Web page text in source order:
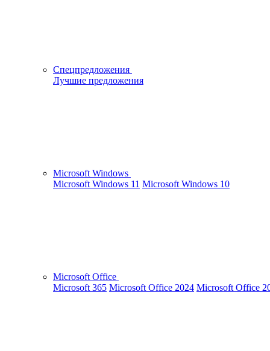
Спецпредложения
Лучшие предложения
Microsoft Windows
Microsoft Windows 11 Microsoft Windows 10
Microsoft Office
Microsoft 365 Microsoft Office 2024 Microsoft Office